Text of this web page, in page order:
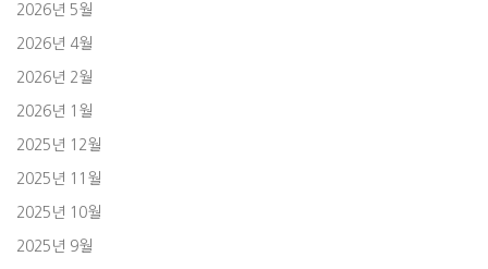
2026년 5월
2026년 4월
2026년 2월
2026년 1월
2025년 12월
2025년 11월
2025년 10월
2025년 9월